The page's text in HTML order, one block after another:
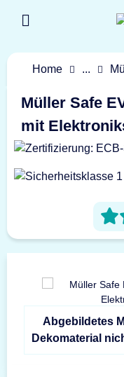
Home ...
Müller Safe
mit
Abgebildetes
Dekomaterial